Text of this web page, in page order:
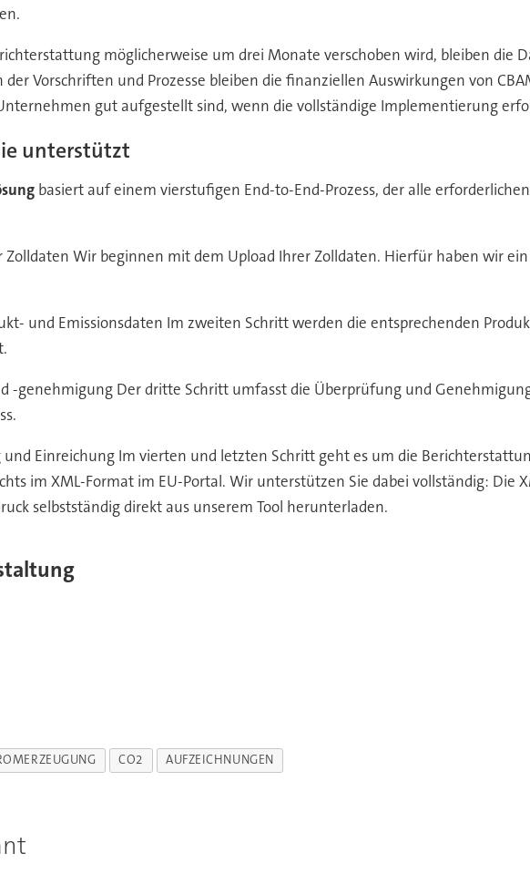
möglicherweise um drei Monate verschoben wird, bleiben die
Vorschriften und Prozesse bleiben die finanziellen Auswirkungen von
gut aufgestellt sind, wenn die vollständige Implementierung
unterstützt
basiert auf einem vierstufigen End-to-End-Prozess, der alle
Zolldaten Wir beginnen mit dem Upload Ihrer Zolldaten. Hierfür haben wir
und Emissionsdaten Im zweiten Schritt werden die entsprechenden
-genehmigung Der dritte Schritt umfasst die Überprüfung und
Einreichung Im vierten und letzten Schritt geht es um die
im XML-Format im EU-Portal. Wir unterstützen Sie dabei vollständig: Die
selbstständig direkt aus unserem Tool herunterladen.
CO2 AUFZEICHNUNGEN